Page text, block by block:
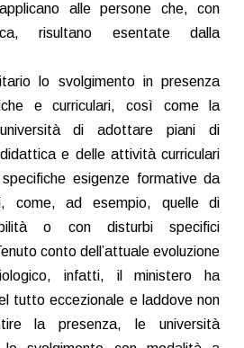
alle persone che, con
risultano esentate dalla
lo svolgimento in presenza
e curriculari, così come la
di adottare piani di
e delle attività curriculari
esigenze formative da
come, ad esempio, quelle di
o con disturbi specifici
conto dell’attuale evoluzione
infatti, il ministero ha
tutto eccezionale e laddove non
la presenza, le università